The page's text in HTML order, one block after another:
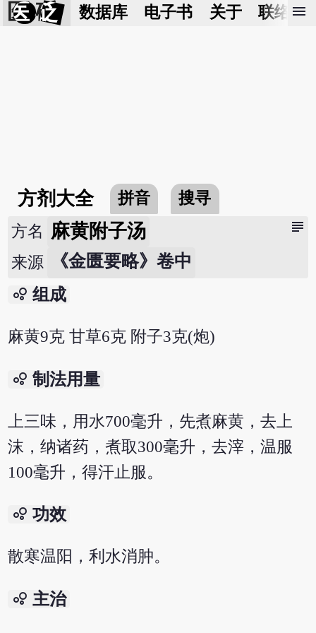
医 砭 数据库 电子书 关于 联络我
menu
方剂大全 拼音 搜寻
subject
方名 麻黄附子汤
来源 《金匮要略》卷中
bubble_chart 组成
麻黄9克 甘草6克 附子3克(炮)
bubble_chart 制法用量
上三味，用水700毫升，先煮麻黄，去上
沫，纳诸药，煮取300毫升，去滓，温服
100毫升，得汗止服。
bubble_chart 功效
散寒温阳，利水消肿。
bubble_chart 主治